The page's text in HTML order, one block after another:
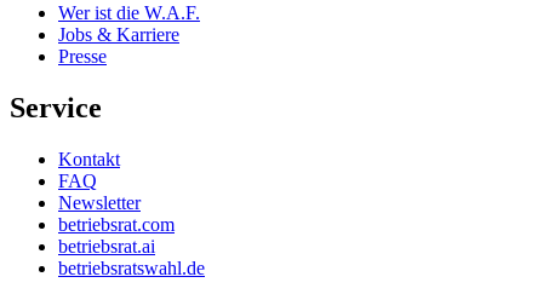
Wer ist die W.A.F.
Jobs & Karriere
Presse
Service
Kontakt
FAQ
Newsletter
betriebsrat.com
betriebsrat.ai
betriebsratswahl.de